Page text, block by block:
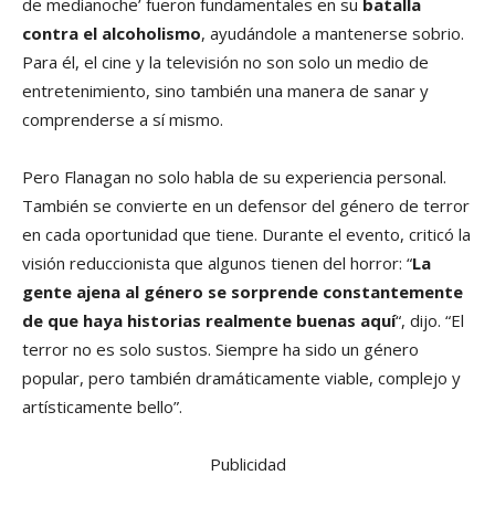
de medianoche’ fueron fundamentales en su batalla
contra el alcoholismo, ayudándole a mantenerse sobrio.
Para él, el cine y la televisión no son solo un medio de
entretenimiento, sino también una manera de sanar y
comprenderse a sí mismo.
Pero Flanagan no solo habla de su experiencia personal.
También se convierte en un defensor del género de terror
en cada oportunidad que tiene. Durante el evento, criticó la
visión reduccionista que algunos tienen del horror: “La
gente ajena al género se sorprende constantemente
de que haya historias realmente buenas aquí“, dijo. “El
terror no es solo sustos. Siempre ha sido un género
popular, pero también dramáticamente viable, complejo y
artísticamente bello”.
Publicidad